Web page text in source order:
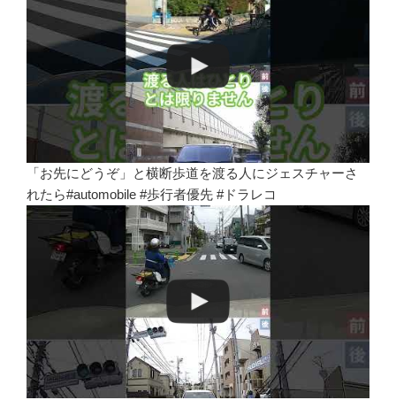
「お先にどうぞ」と横断歩道を渡る人にジェスチャーさ
れたら#automobile #歩行者優先 #ドラレコ